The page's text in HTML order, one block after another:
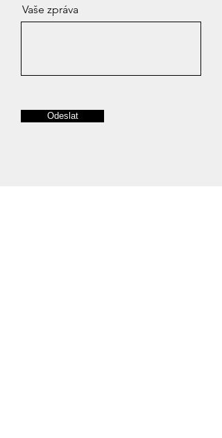
Vaše zpráva
Odeslat